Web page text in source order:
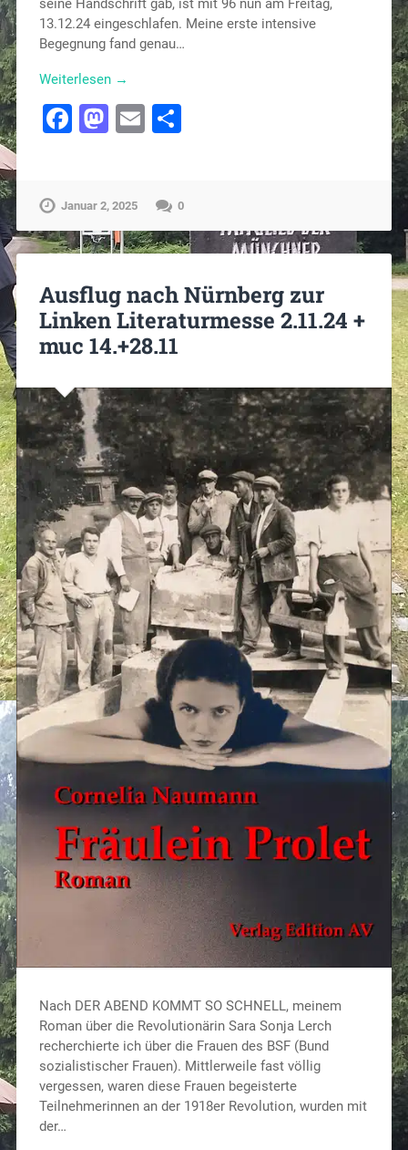
seine Handschrift gab, ist mit 96 nun am Freitag,
13.12.24 eingeschlafen. Meine erste intensive
Begegnung fand genau…
Weiterlesen →
Facebook
Mastodon
EmailTeilen
Januar 2, 2025 0
Ausflug nach Nürnberg zur
Linken Literaturmesse 2.11.24 +
muc 14.+28.11
Nach DER ABEND KOMMT SO SCHNELL, meinem
Roman über die Revolutionärin Sara Sonja Lerch
recherchierte ich über die Frauen des BSF (Bund
sozialistischer Frauen). Mittlerweile fast völlig
vergessen, waren diese Frauen begeisterte
Teilnehmerinnen an der 1918er Revolution, wurden mit
der…